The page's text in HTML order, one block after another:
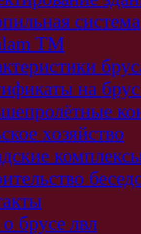
система
TM
на
хозяйство
брусе лвл